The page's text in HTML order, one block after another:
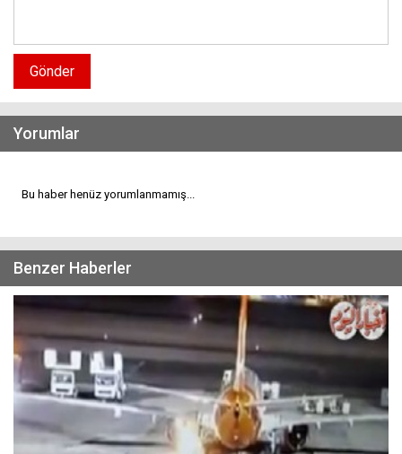
Gönder
Yorumlar
Bu haber henüz yorumlanmamış...
Benzer Haberler